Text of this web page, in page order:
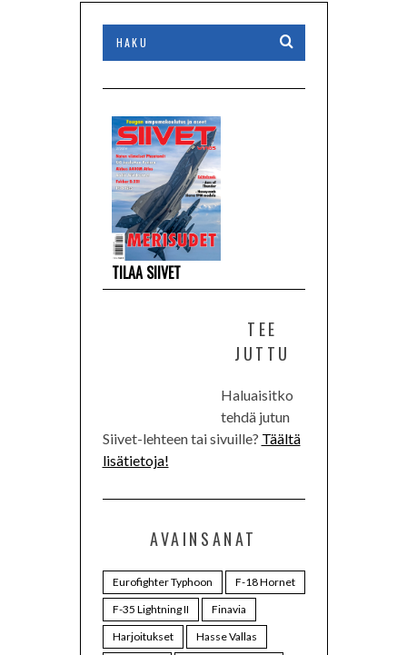
TILAA SIIVET
TEE
JUTTU
Haluaisitko
tehdä jutun
Siivet-lehteen tai sivuille? Täältä
lisätietoja!
AVAINSANAT
Eurofighter Typhoon
F-18 Hornet
F-35 Lightning II
Finavia
Harjoitukset
Hasse Vallas